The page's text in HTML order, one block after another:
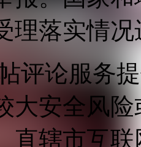
理落实情
评论服务
大安全风
直辖市互